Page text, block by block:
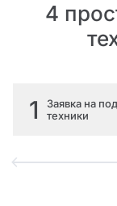
4
1
Заявка на
техники